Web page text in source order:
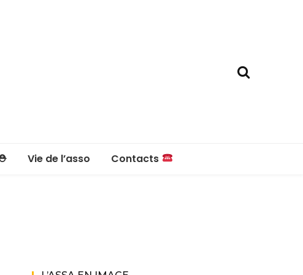
Vie de l’asso
Questions fréquentes
Contacts